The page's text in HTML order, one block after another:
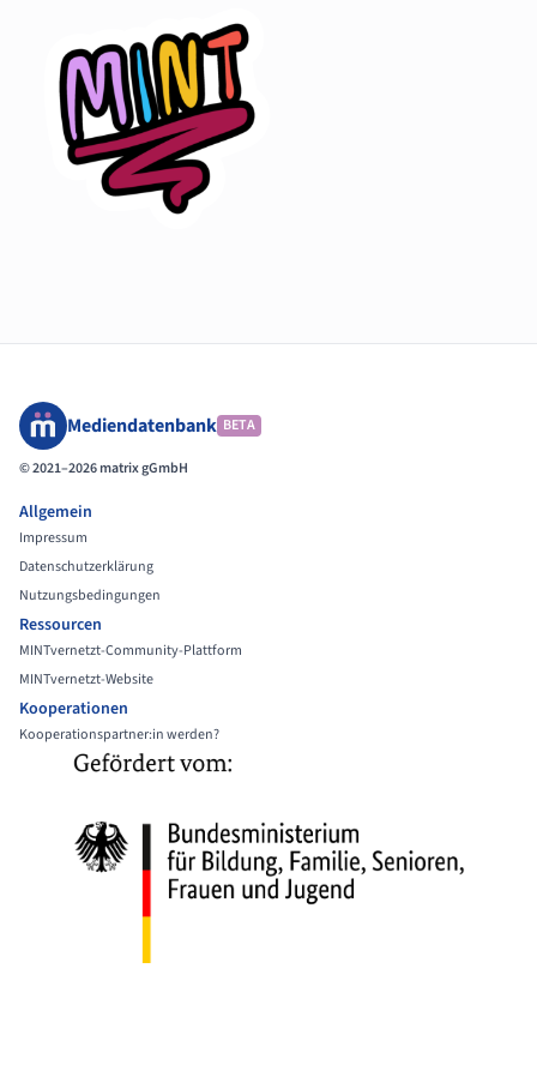
Mediendatenbank BETA
© 2021–2026 matrix gGmbH
Allgemein
Impressum
Datenschutzerklärung
Nutzungsbedingungen
Ressourcen
MINTvernetzt-Community-Plattform
MINTvernetzt-Website
Kooperationen
Kooperationspartner:in werden?